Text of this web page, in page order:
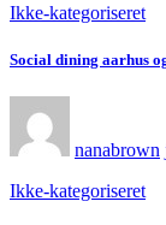
Ikke-kategoriseret
Social dining aarhus
nanabrown
Ikke-kategoriseret